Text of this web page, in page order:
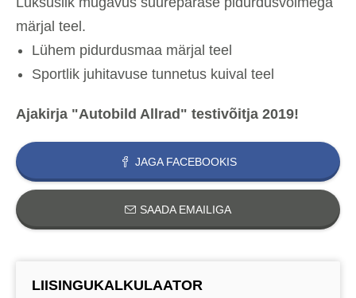
märjal teel.
Lühem pidurdusmaa märjal teel
Sportlik juhitavuse tunnetus kuival teel
Ajakirja "Autobild Allrad" testivõitja 2019!
JAGA FACEBOOKIS
SAADA EMAILIGA
LIISINGUKALKULAATOR